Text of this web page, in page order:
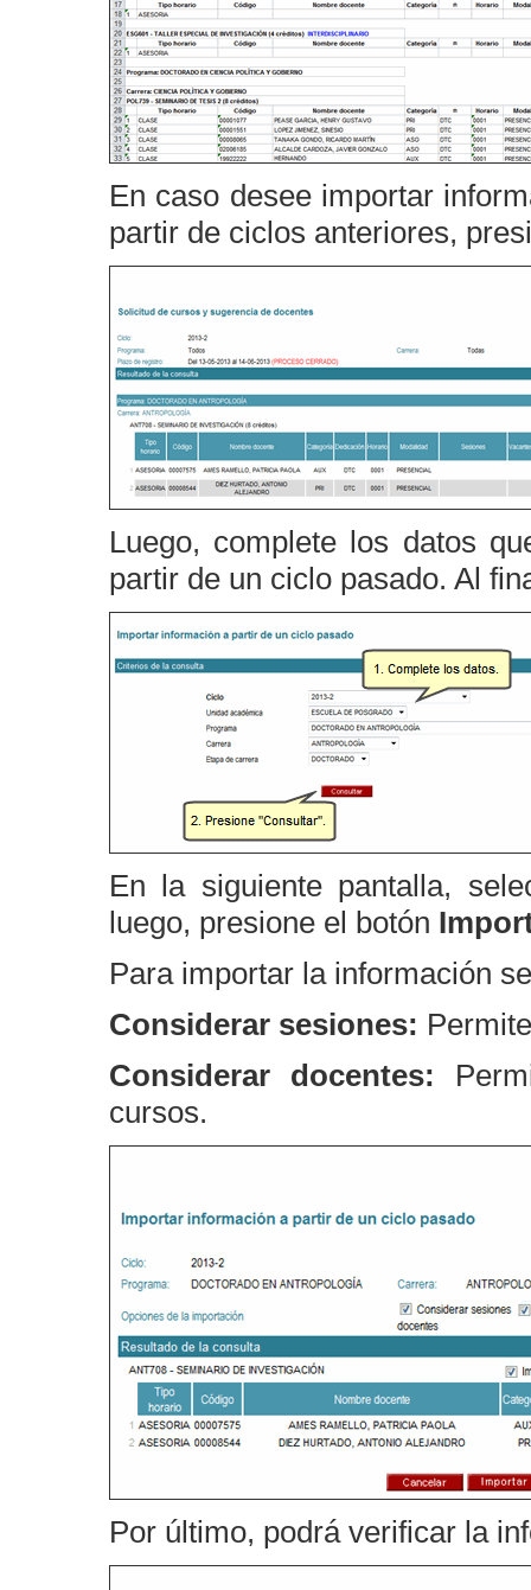
En caso desee importar
partir de ciclos anteriores,
Luego, complete los datos
partir de un ciclo pasado. Al
En la siguiente pantalla,
luego, presione el botón
Para importar la información
Considerar sesiones:
Considerar docentes:
cursos.
Por último, podrá verificar la